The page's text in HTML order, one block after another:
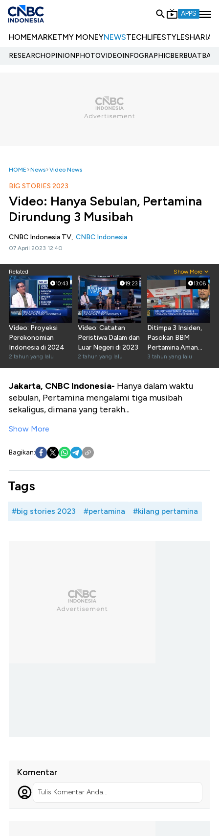
APPS
HOMEMARKETMY MONEYNEWSTECHLIFESTYLESHARIA
RESEARCHOPINIONPHOTOVIDEOINFOGRAPHIC
HOME News Video News
BIG STORIES 2023
Video: Hanya Sebulan, Pertamina
Dirundung 3 Musibah
CNBC Indonesia TV, CNBC Indonesia
07 April 2023 12:40
Related Show More
10:43
Video: Proyeksi
Perekonomian
Indonesia di 2024
2 tahun yang lalu
19:23
Video: Catatan
Peristiwa Dalam dan
Luar Negeri di 2023
2 tahun yang lalu
13:08
Ditimpa 3 Insiden,
Pasokan BBM
Pertamina Aman
Jelang Lebaran?
3 tahun yang lalu
Jakarta, CNBC Indonesia- Hanya dalam waktu
sebulan, Pertamina mengalami tiga musibah
sekaligus, dimana yang terakh...
Show More
Bagikan:
Tags
#big stories 2023 #pertamina #kilang pertamina
Komentar
Tulis Komentar Anda...